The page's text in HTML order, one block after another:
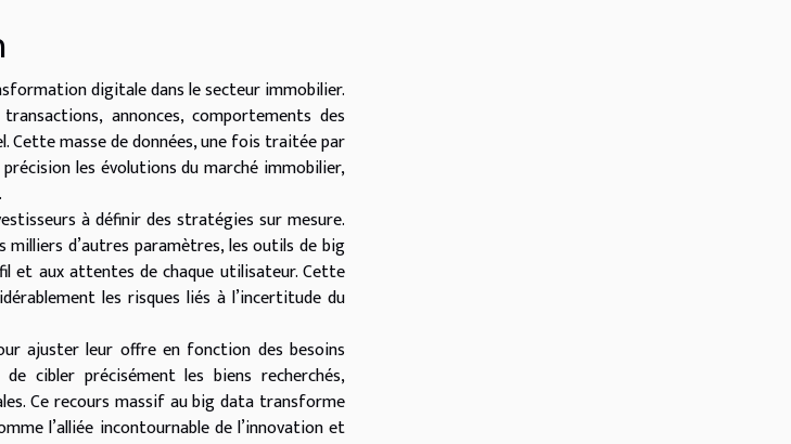
digitale dans le secteur immobilier.
annonces, comportements des
Cette masse de données, une fois traitée par
les évolutions du marché immobilier,
à définir des stratégies sur mesure.
d’autres paramètres, les outils de big
et aux attentes de chaque utilisateur. Cette
les risques liés à l’incertitude du
ajuster leur offre en fonction des besoins
cibler précisément les biens recherchés,
Ce recours massif au big data transforme
l’alliée incontournable de l’innovation et